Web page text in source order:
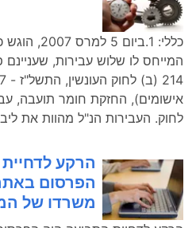
כללי:
המייחס לו שלוש עבירות,
לחוק. העבירות הנ"ל מהוות את
הרקע
הפרסום
משרדו של